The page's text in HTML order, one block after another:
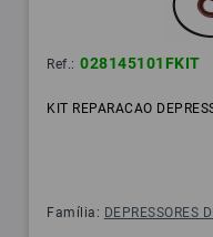
Ref.: 028145101FKIT
KIT REPARACAO
Família: DEPRESSORES